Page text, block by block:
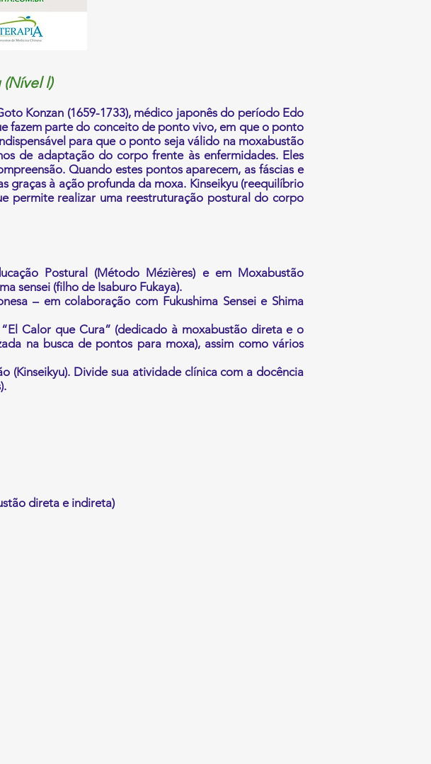
l)
Konzan (1659-1733), médico japonês do período Edo
fazem parte do conceito de ponto vivo, em que o ponto
para que o ponto seja válido na moxabustão
de adaptação do corpo frente às enfermidades. Eles
Quando estes pontos aparecem, as fáscias e
graças à ação profunda da moxa. Kinseikyu (reequilíbrio
permite realizar uma reestruturação postural do corpo
Postural (Método Mézières) e em Moxabustão
sensei (filho de Isaburo Fukaya).
– em colaboração com Fukushima Sensei e Shima
Calor que Cura” (dedicado à moxabustão direta e o
na busca de pontos para moxa), assim como vários
(Kinseikyu). Divide sua atividade clínica com a docência
direta e indireta)